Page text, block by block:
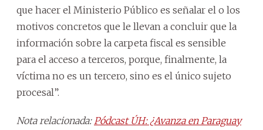
que hacer el Ministerio Público es señalar el o los
motivos concretos que le llevan a concluir que la
información sobre la carpeta fiscal es sensible
para el acceso a terceros, porque, finalmente, la
víctima no es un tercero, sino es el único sujeto
procesal”.
Nota relacionada: Pódcast ÚH: ¿Avanza en Paraguay